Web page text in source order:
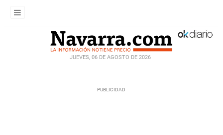
JUEVES, 06 DE AGOSTO DE 2026